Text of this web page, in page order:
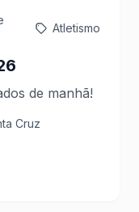
Atletismo
de manhã!
Cruz